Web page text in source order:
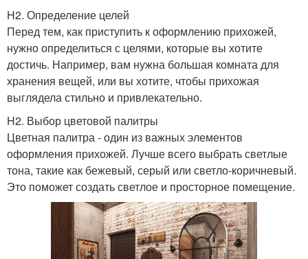
H2. Определение целей
Перед тем, как приступить к оформлению прихожей,
нужно определиться с целями, которые вы хотите
достичь. Например, вам нужна большая комната для
хранения вещей, или вы хотите, чтобы прихожая
выглядела стильно и привлекательно.
H2. Выбор цветовой палитры
Цветная палитра - один из важных элементов
оформления прихожей. Лучше всего выбрать светлые
тона, такие как бежевый, серый или светло-коричневый.
Это поможет создать светлое и просторное помещение.